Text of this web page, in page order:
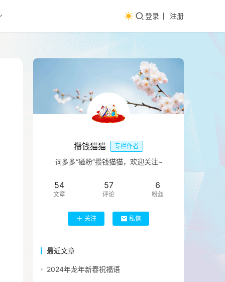
登录 注册
攒钱猫猫 专栏作者
词多多“磁粉”攒钱猫猫，欢迎关注~
54
文章
57
评论
6
粉丝
关注 私信
最近文章
2024年龙年新春祝福语